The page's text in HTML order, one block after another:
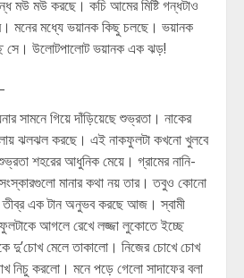
মউ মউ করছে। কচি আমের মিষ্টি গন্ধটাও
মনের মধ্যে ভয়ানক কিছু চলছে। ভয়ানক
সে। উলোটপালোট ভয়ানক এক ঝড়!
সামনে গিয়ে দাঁড়িয়েছে শুভ্রতা। নাকের
ঝলঝল করছে। এই নাকফুলটা কখনো খুলবে
শহরের আধুনিক মেয়ে। গ্রামের নানি-
মানার কথা নয় তার। তবুও কোনো
তীব্র এক টান অনুভব করছে আজ। স্বামী
আগলে রেখে লজ্জা লুকোতে ইচ্ছে
দু’চোখ মেলে তাকালো। নিজের চোখে চোখ
নিচু করলো। মনে পড়ে গেলো সাদাফের বলা